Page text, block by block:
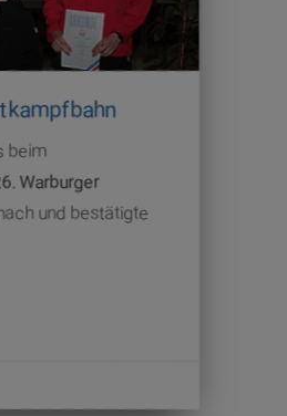
beim
Warburger
und bestätigte